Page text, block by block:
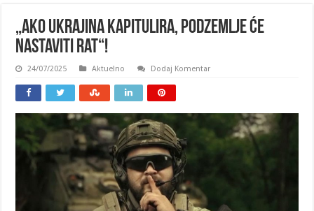
„Ako Ukrajina kapitulira, podzemlje će
nastaviti rat“!
24/07/2025 Aktuelno Dodaj Komentar